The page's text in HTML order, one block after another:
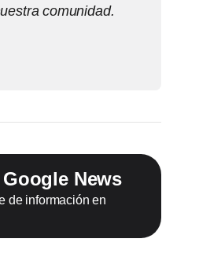
comunidad.
News
de información en